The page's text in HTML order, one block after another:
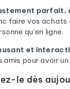
parfait,
faire vos achats
qu'en ligne.
et
amis pour avoir
le dès